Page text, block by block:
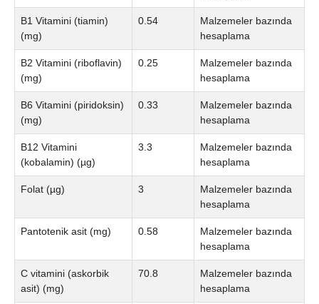
B1 Vitamini (tiamin)
(mg)
0.54
Malzemeler bazında
hesaplama
B2 Vitamini (riboflavin)
(mg)
0.25
Malzemeler bazında
hesaplama
B6 Vitamini (piridoksin)
(mg)
0.33
Malzemeler bazında
hesaplama
B12 Vitamini
(kobalamin) (µg)
3.3
Malzemeler bazında
hesaplama
Folat (µg) 3
Malzemeler bazında
hesaplama
Pantotenik asit (mg) 0.58
Malzemeler bazında
hesaplama
C vitamini (askorbik
asit) (mg)
70.8
Malzemeler bazında
hesaplama